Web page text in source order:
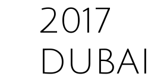
2017
DUBAI